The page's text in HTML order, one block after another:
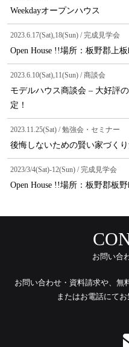
Weekdayオープンハウス
2023.6.17(Sat),18(Sun) / 完成見学会
Open House !!場所：板野郡上
2023.6.10(Sat),11(Sun) / 商談会
モデルハウス商談会 – 大好評
定！
2023.11.25(Sat) / 勉強会・セミナー
後悔しないための賢い家づく
2023/3/4(Sat)-12(Sun) / 完成見学会
Open House !!場所：板野郡板
お問い合
お問い合わせ・資料請求や、無
またはお電話にてお